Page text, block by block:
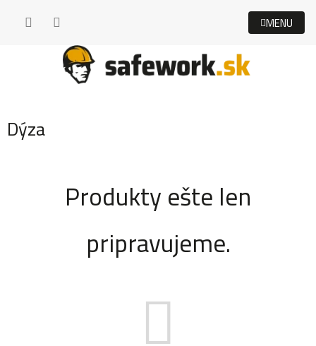
Dýza
Produkty ešte len
pripravujeme.